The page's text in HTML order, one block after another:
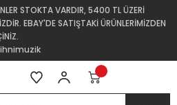
STOKTA VARDIR, 5400 TL ÜZERİ
EBAY'DE SATIŞTAKİ ÜRÜNLERİMİZDEN